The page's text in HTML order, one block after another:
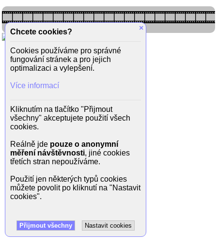
×
Chcete cookies?
Cookies používáme pro správné
fungování stránek a pro jejich
optimalizaci a vylepšení.
Více informací
Kliknutím na tlačítko "Přijmout
všechny" akceptujete použití všech
cookies.
Reálně jde pouze o anonymní
měření návštěvnosti, jiné cookies
třetích stran nepoužíváme.
Použití jen některých typů cookies
můžete povolit po kliknutí na "Nastavit
cookies".
Přijmout všechny Nastavit cookies